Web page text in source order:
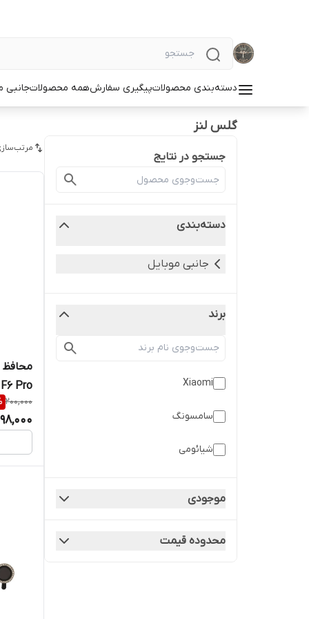
دسته‌بندی محصولاتپیگیری سفارشهمه محصولاتجانبی
گلس لنز
جستجو در نتایج
دسته‌بندی
جانبی موبایل
برند
Xiaomi
سامسونگ
شیائومی
موجودی
محدوده قیمت
Pro
200,000
98,000